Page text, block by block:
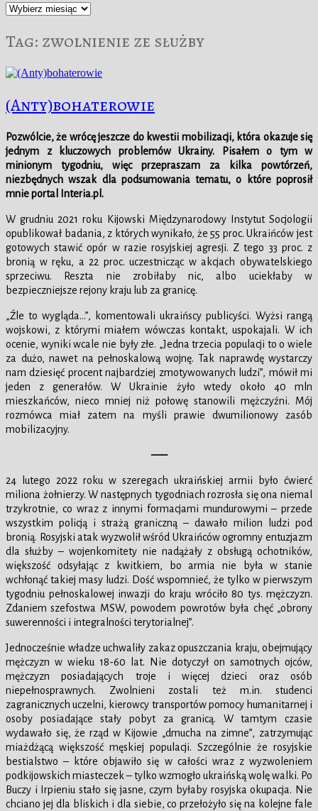
Archiwum
Tag: zwolnienie ze służby
(Anty)bohaterowie
Pozwólcie, że wrócę jeszcze do kwestii mobilizacji, która okazuje się
jednym z kluczowych problemów Ukrainy. Pisałem o tym w
minionym tygodniu, więc przepraszam za kilka powtórzeń,
niezbędnych wszak dla podsumowania tematu, o które poprosił
mnie portal Interia.pl.
W grudniu 2021 roku Kijowski Międzynarodowy Instytut Socjologii
opublikował badania, z których wynikało, że 55 proc. Ukraińców jest
gotowych stawić opór w razie rosyjskiej agresji. Z tego 33 proc. z
bronią w ręku, a 22 proc. uczestnicząc w akcjach obywatelskiego
sprzeciwu. Reszta nie zrobiłaby nic, albo uciekłaby w
bezpieczniejsze rejony kraju lub za granicę.
„Źle to wygląda…”, komentowali ukraińscy publicyści. Wyżsi rangą
wojskowi, z którymi miałem wówczas kontakt, uspokajali. W ich
ocenie, wyniki wcale nie były złe. „Jedna trzecia populacji to o wiele
za dużo, nawet na pełnoskalową wojnę. Tak naprawdę wystarczy
nam dziesięć procent najbardziej zmotywowanych ludzi”, mówił mi
jeden z generałów. W Ukrainie żyło wtedy około 40 mln
mieszkańców, nieco mniej niż połowę stanowili mężczyźni. Mój
rozmówca miał zatem na myśli prawie dwumilionowy zasób
mobilizacyjny.
—–
24 lutego 2022 roku w szeregach ukraińskiej armii było ćwierć
miliona żołnierzy. W następnych tygodniach rozrosła się ona niemal
trzykrotnie, co wraz z innymi formacjami mundurowymi – przede
wszystkim policją i strażą graniczną – dawało milion ludzi pod
bronią. Rosyjski atak wyzwolił wśród Ukraińców ogromny entuzjazm
dla służby – wojenkomitety nie nadążały z obsługą ochotników,
większość odsyłając z kwitkiem, bo armia nie była w stanie
wchłonąć takiej masy ludzi. Dość wspomnieć, że tylko w pierwszym
tygodniu pełnoskalowej inwazji do kraju wróciło 80 tys. mężczyzn.
Zdaniem szefostwa MSW, powodem powrotów była chęć „obrony
suwerenności i integralności terytorialnej”.
Jednocześnie władze uchwaliły zakaz opuszczania kraju, obejmujący
mężczyzn w wieku 18-60 lat. Nie dotyczył on samotnych ojców,
mężczyzn posiadających troje i więcej dzieci oraz osób
niepełnosprawnych. Zwolnieni zostali też m.in. studenci
zagranicznych uczelni, kierowcy transportów pomocy humanitarnej i
osoby posiadające stały pobyt za granicą. W tamtym czasie
wydawało się, że rząd w Kijowie „dmucha na zimne”, zatrzymując
miażdżącą większość męskiej populacji. Szczególnie że rosyjskie
bestialstwo – które objawiło się w całości wraz z wyzwoleniem
podkijowskich miasteczek – tylko wzmogło ukraińską wolę walki. Po
Buczy i Irpieniu stało się jasne, czym byłaby rosyjska okupacja. Nie
chciano jej dla bliskich i dla siebie, co przełożyło się na kolejne fale